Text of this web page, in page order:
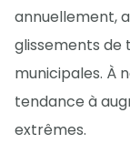
annuellement,
glissements de
municipales. À
tendance à
extrêmes.